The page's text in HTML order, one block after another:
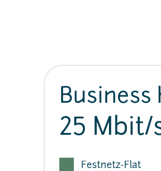
Business
25 Mbit/
Festnetz-Flat